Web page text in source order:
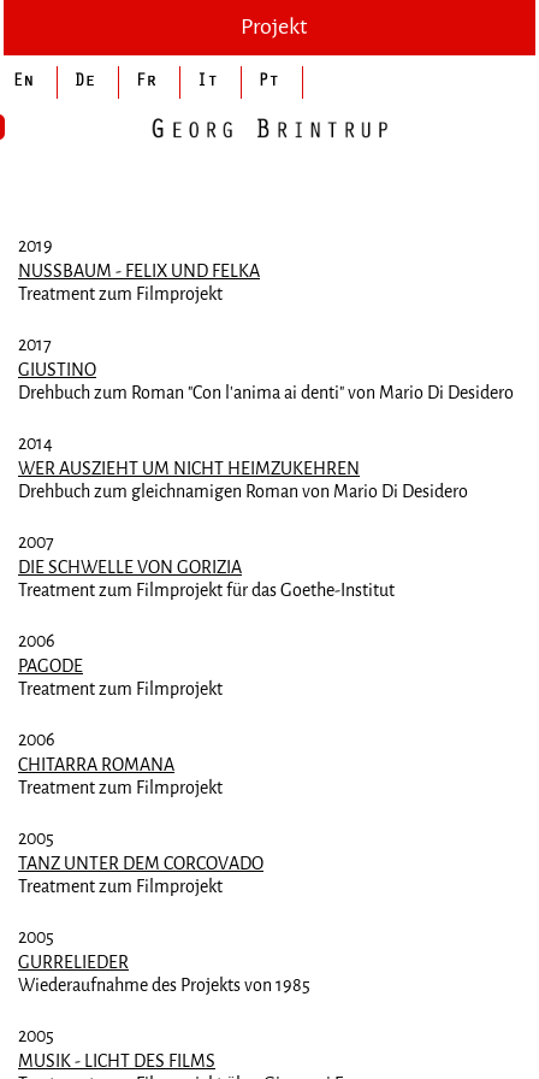
Projekt
2019
NUSSBAUM - FELIX UND FELKA
Treatment zum Filmprojekt
2017
GIUSTINO
Drehbuch zum Roman "Con l'anima ai denti" von Mario Di Desidero
2014
WER AUSZIEHT UM NICHT HEIMZUKEHREN
Drehbuch zum gleichnamigen Roman von Mario Di Desidero
2007
DIE SCHWELLE VON GORIZIA
Treatment zum Filmprojekt für das Goethe-Institut
2006
PAGODE
Treatment zum Filmprojekt
2006
CHITARRA ROMANA
Treatment zum Filmprojekt
2005
TANZ UNTER DEM CORCOVADO
Treatment zum Filmprojekt
2005
GURRELIEDER
Wiederaufnahme des Projekts von 1985
2005
MUSIK - LICHT DES FILMS